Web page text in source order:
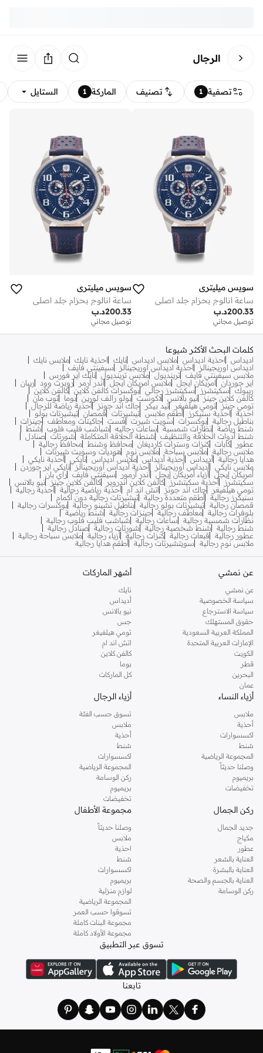
الرجال
تصفية 1 تصنيف الماركة 1 الستايل
سويس ميليتري
ساعة انالوج بحزام جلد اصلي
د.ب200.33
توصيل مجاني
سويس ميليتري
ساعة انالوج بحزام جلد اصلي
د.ب200.33
توصيل مجاني
كلمات البحث الأكثر شيوعا
اديداس احذية اديداس ملابس اديداس نايك احذية نايك ملابس نايك
اديداس اوريجينالز
احذية اديداس اوريجينالز
سيفينتي فايف
ملابس سيفينتي فايف ترينديول ملابس ترينديول نايك اير فورس
اير جوردان
امريكان ايجل ملابس امريكان ايجل اندر ارمر روبرت وود
ريبان
ريبوك
سكيتشرز سكيتشرز رجالي بوكسرات كالفن كلاين كالفن كلاين
كالفن كلاين جينز نيو بالانس لاكوست بولو رالف لورين بوما
توب مان
تومي جينز تومي هيلفيغر تيد بيكر جاك اند جونز
أحذية رياضة للرجال
احذية
احذية سنيكرز أطقم ملابس تيشيرتات قمصان تيشيرتات بولو
بناطيل رجالية بوكسرات سويت شيرت فست جاكيتات ومعاطف جينزات
شنط رياضة نظارات شمسية ساعات رجاليه شباشب فليب فلوب
شنط
شنط أدوات الحلاقة والتنظيف
شنطة الحلاقة المتكاملة شورتات صنادل
عطور
كابات كنزات وسترات كارديغان محافظ وشنط
محافظ رجالية
ملابس رجالية ملابس سباحة ملابس نوم
هوديات وسويت شيرتات
هدايا رجالية أديداس أحذية أديداس ملابس أديداس نايكي أحذبة نايكي
ملابس نايكي أديداس أوريجينالز أحذية أديداس أوريجينالز
نايكي اير جوردن
أمريكان إيجل أزياء أمريكان إيجل أندر آرمور سيفنتي فايف راي بان
سكيتشرز
أحذية سكيتشرز كالفن كلاين اندروير كالفن كلاين جينز
نيو بالانس
تومي هيلفيغر
جاك اند جونز اتش اند ام أحذية رياضية رجالية أحذية رجالية
سنيكرز رجالية أطقم متعددة رجالية تيشيرتات رجالية دون أكمام
قمصان رجالية تيشيرتات بولو رجالية بناطيل تشينو رجالية بوكسرات رجالية
بلوفرات رجالية معاطف رجالية جينزات رجالية
شنط رياضية
نظارات شمسية رجالية
ساعات رجالية
شباشب فليب فلوب رجالية
شنط رجالية
شنط شخصية رجالية شورتات رجالية صنادل رجالية
عطور رجالية
قبعات رجالية كنزات رجالية أزياء رجالية ملابس سباحة رجالية
ملابس نوم رجالية
سويتشيرتات رجالية أطقم هدايا رجالية
عن نمشي
عن نمشي
سياسة الخصوصية
سياسة الاسترجاع
حقوق المستهلك
المملكة العربية السعودية
الإمارات العربية المتحدة
الكويت
قطر
البحرين
عمان
أشهر الماركات
نايك
أديداس
نيو بالانس
جس
تومي هيلفيغر
اتش اند ام
كالفن كلاين
بوما
كل الماركات
أزياء النساء
ملابس
أحذية
اكسسوارات
شنط
المجموعة الرياضية
وصلنا حديثاً
بريميوم
تخفيضات
أزياء الرجال
تسوق حسب الفئة
ملابس
أحذية
شنط
اكسسوارات
المجموعة الرياضية
ركن الوسامة
بريميوم
تخفيضات
ركن الجمال
جديد الجمال
مكياج
عطور
العناية بالشعر
العناية بالبشرة
العناية بالجسم والصحة
ركن الوسامة
مجموعة الأطفال
وصلنا حديثاً
ملابس
احذية
شنط
اكسسوارات
بريميوم
لوازم منزلية
المجموعة الرياضية
تسوقوا حسب العمر
مجموعة البنات كاملة
مجموعة الأولاد كاملة
تسوق عبر التطبيق
تابعنا